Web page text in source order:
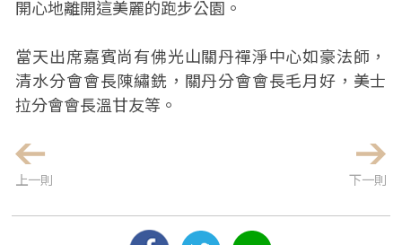
開心地離開這美麗的跑步公園。
當天出席嘉賓尚有佛光山關丹禪淨中心如豪法師，
清水分會會長陳繡銑，關丹分會會長毛月好，美士
拉分會會長溫甘友等。
上一則 下一則